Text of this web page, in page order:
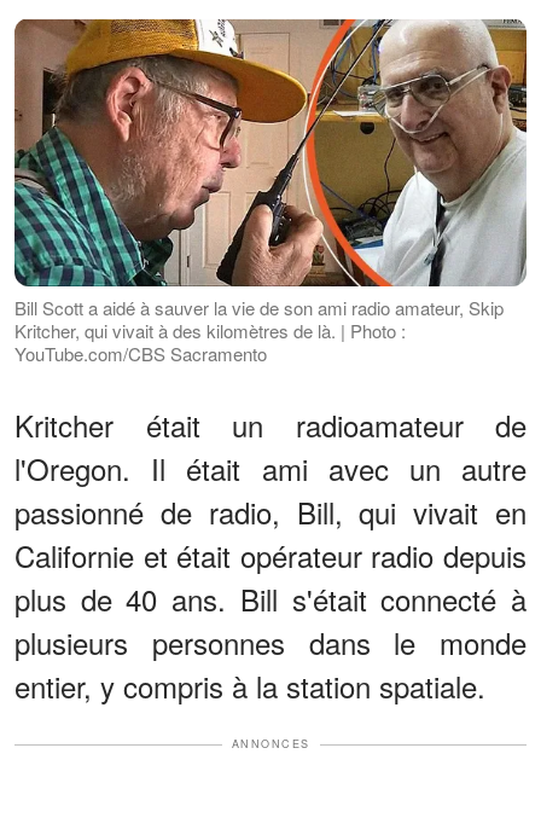
Bill Scott a aidé à sauver la vie de son ami radio amateur, Skip
Kritcher, qui vivait à des kilomètres de là. | Photo :
YouTube.com/CBS Sacramento
Kritcher était un radioamateur de
l'Oregon. Il était ami avec un autre
passionné de radio, Bill, qui vivait en
Californie et était opérateur radio depuis
plus de 40 ans. Bill s'était connecté à
plusieurs personnes dans le monde
entier, y compris à la station spatiale.
ANNONCES